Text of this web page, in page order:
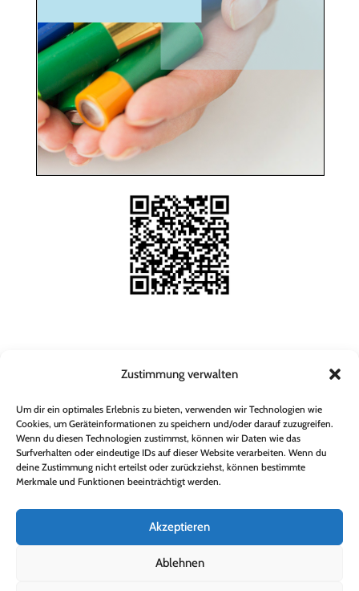
Zustimmung verwalten
Um dir ein optimales Erlebnis zu bieten, verwenden wir Technologien wie
Cookies, um Geräteinformationen zu speichern und/oder darauf zuzugreifen.
Wenn du diesen Technologien zustimmst, können wir Daten wie das
Surfverhalten oder eindeutige IDs auf dieser Website verarbeiten. Wenn du
deine Zustimmung nicht erteilst oder zurückziehst, können bestimmte
Merkmale und Funktionen beeinträchtigt werden.
Akzeptieren
Ablehnen